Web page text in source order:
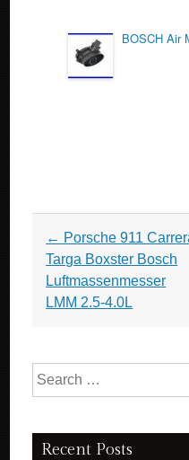
BOSCH Air
Post navigation
← Porsche 911
Targa Boxster Bosch
Luftmassenmesser
LMM 2.5-4.0L
Search for:
Recent Posts